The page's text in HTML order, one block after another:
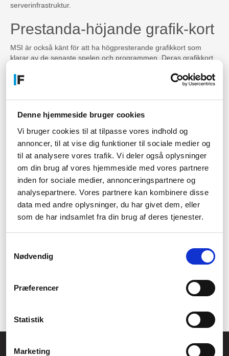
Denne hjemmeside bruger cookies
Vi bruger cookies til at tilpasse vores indhold og
annoncer, til at vise dig funktioner til sociale medier og
til at analysere vores trafik. Vi deler også oplysninger
om din brug af vores hjemmeside med vores partnere
inden for sociale medier, annonceringspartnere og
analysepartnere. Vores partnere kan kombinere disse
data med andre oplysninger, du har givet dem, eller
som de har indsamlet fra din brug af deres tjenester.
Nødvendig
Præferencer
Statistik
Marketing
serverinfrastruktur.
Prestanda-höjande grafik-kort
MSI är också känt för att ha högpresterande grafikkort som
klarar av de senaste spelen och programmen. Deras grafikkort
temperaturen nere, vilket ger en mer stabil och pålitlig
Specialiserade moderkort för
spel
MSI har också specialiserade moderkort för spel. Dessa
moderkort är designade för att ge hög prestanda och stabilitet
när du spelar de senaste spelen. De har också avancerade
funktioner som anpassade ljus- och ljudinställningar för att ge en
ännu mer imponerande spelupplevelse.
Utveckling av innovativa
teknologier
MSI är också känd för att utveckla innovativa teknologier som
förbättrar prestanda och användarupplevelse. Till exempel har
kan öka prestandan på en dator utan att behöva göra manuella
justeringar. Detta har gjort deras produkter till en favorit bland
Allmänna frågor: